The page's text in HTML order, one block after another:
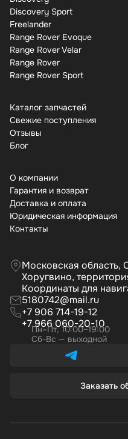
Discovery Sport
Freelander
Range Rover Evoque
Range Rover Velar
Range Rover
Range Rover Sport
Каталог запчастей
Свежие поступления
Отзывы
Бло
О компании
Гарантия и возврат
Доставка и оплата
Юридическая информация
Контакты
Московская область,
Хоругвино,
Координаты для
5180742@mail.ru
+7 906 714-19-12
+7 966 060-20-10
Пн–Пт, 10:00–19:00
Сб-Вс — выходной
Заказать